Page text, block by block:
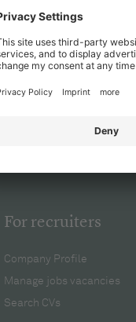
For recruiters
Company Profile
Manage jobs vacancies
Search CVs